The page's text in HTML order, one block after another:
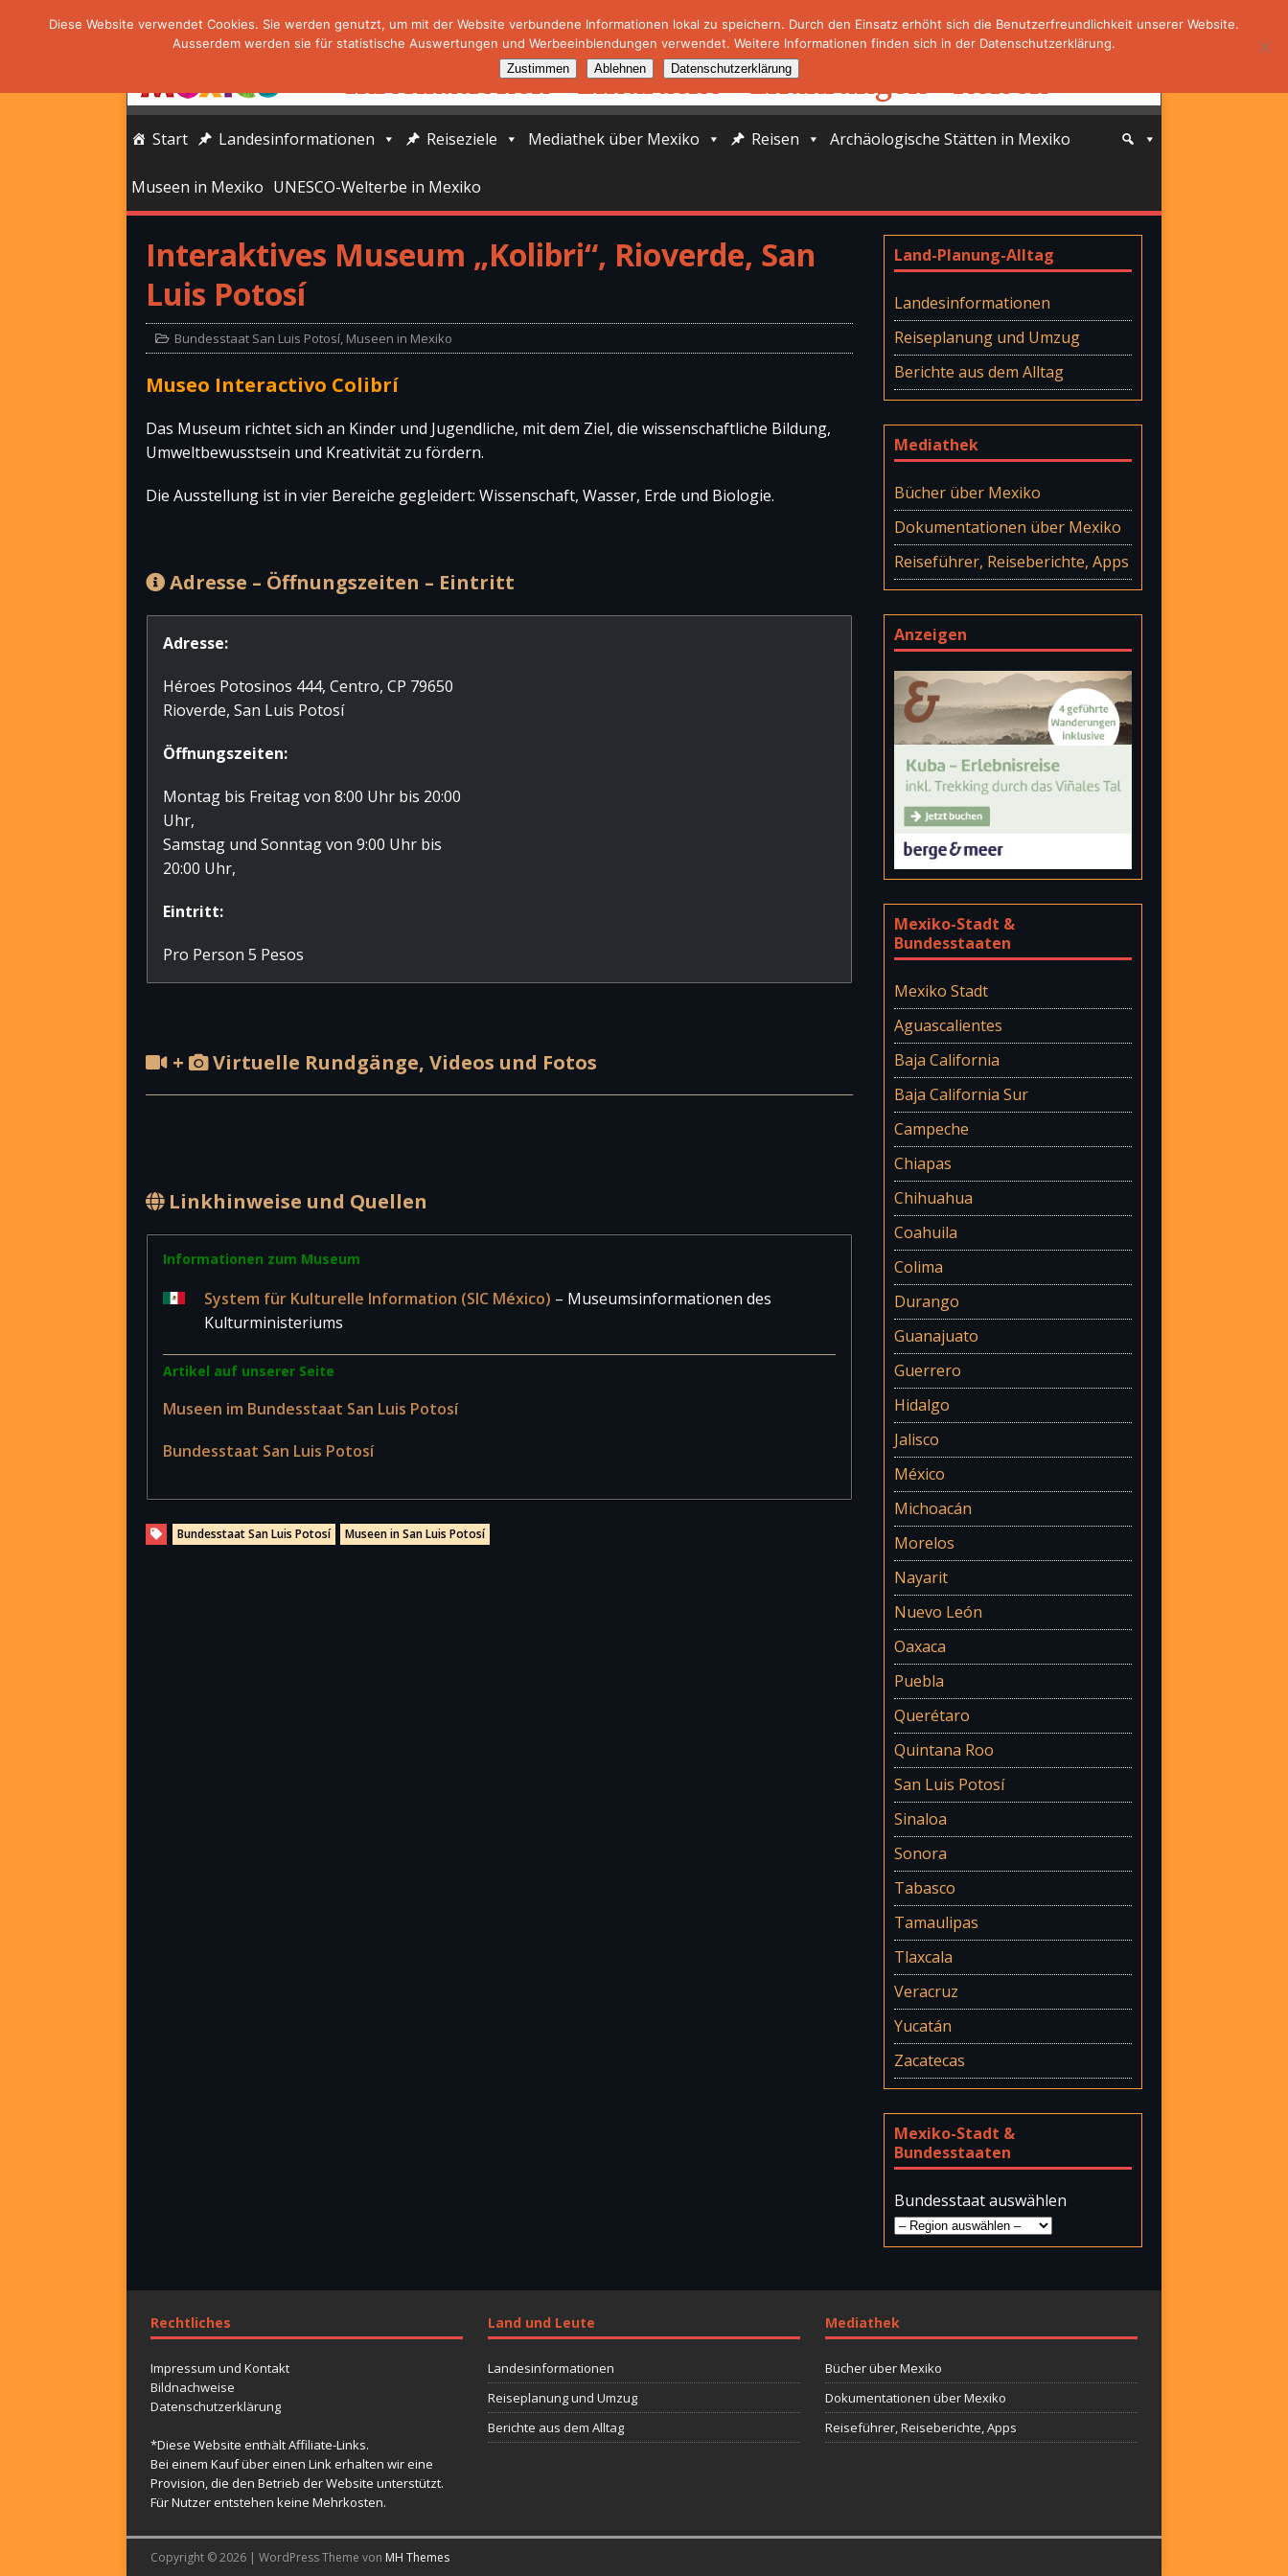
Start Landesinformationen Reiseziele Mediathek über Mexiko Reisen Archäologische Stätten in Mexiko
Museen in Mexiko UNESCO-Welterbe in Mexiko
Interaktives Museum „Kolibri“, Rioverde, San
Luis Potosí
Bundesstaat San Luis Potosí, Museen in Mexiko
Museo Interactivo Colibrí
Das Museum richtet sich an Kinder und Jugendliche, mit dem Ziel, die wissenschaftliche Bildung,
Umweltbewusstsein und Kreativität zu fördern.
Die Ausstellung ist in vier Bereiche gegleidert: Wissenschaft, Wasser, Erde und Biologie.
Adresse – Öffnungszeiten – Eintritt
Adresse:
Héroes Potosinos 444, Centro, CP 79650
Rioverde, San Luis Potosí
Öffnungszeiten:
Montag bis Freitag von 8:00 Uhr bis 20:00
Uhr,
Samstag und Sonntag von 9:00 Uhr bis
20:00 Uhr,
Eintritt:
Pro Person 5 Pesos
+ Virtuelle Rundgänge, Videos und Fotos
Linkhinweise und Quellen
Informationen zum Museum
System für Kulturelle Information (SIC México) – Museumsinformationen des
Kulturministeriums
Artikel auf unserer Seite
Museen im Bundesstaat San Luis Potosí
Bundesstaat San Luis Potosí
Bundesstaat San Luis Potosí Museen in San Luis Potosí
Land-Planung-Alltag
Landesinformationen
Reiseplanung und Umzug
Berichte aus dem Alltag
Mediathek
Bücher über Mexiko
Dokumentationen über Mexiko
Reiseführer, Reiseberichte, Apps
Anzeigen
Mexiko-Stadt &
Bundesstaaten
Mexiko Stadt
Aguascalientes
Baja California
Baja California Sur
Campeche
Chiapas
Chihuahua
Coahuila
Colima
Durango
Guanajuato
Guerrero
Hidalgo
Jalisco
México
Michoacán
Morelos
Nayarit
Nuevo León
Oaxaca
Puebla
Querétaro
Quintana Roo
San Luis Potosí
Sinaloa
Sonora
Tabasco
Tamaulipas
Tlaxcala
Veracruz
Yucatán
Zacatecas
Mexiko-Stadt &
Bundesstaaten
Bundesstaat auswählen
Rechtliches
Impressum und Kontakt
Bildnachweise
Datenschutzerklärung
*Diese Website enthält Affiliate-Links.
Bei einem Kauf über einen Link erhalten wir eine
Provision, die den Betrieb der Website unterstützt.
Für Nutzer entstehen keine Mehrkosten.
Land und Leute
Landesinformationen
Reiseplanung und Umzug
Berichte aus dem Alltag
Mediathek
Bücher über Mexiko
Dokumentationen über Mexiko
Reiseführer, Reiseberichte, Apps
Copyright © 2026 | WordPress Theme von MH Themes
Diese Website verwendet Cookies. Sie werden genutzt, um mit der Website verbundene Informationen lokal zu speichern. Durch den Einsatz erhöht sich die Benutzerfreundlichkeit unserer Website.
Ausserdem werden sie für statistische Auswertungen und Werbeeinblendungen verwendet. Weitere Informationen finden sich in der Datenschutzerklärung.
Zustimmen Ablehnen Datenschutzerklärung